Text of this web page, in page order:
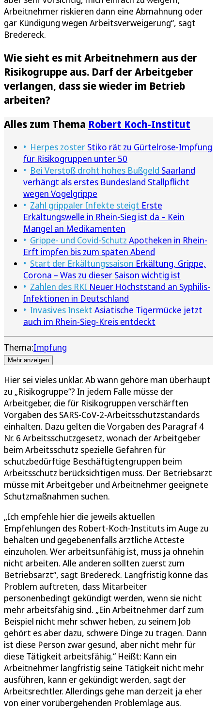
Arbeitnehmer riskieren dann eine Abmahnung oder
gar Kündigung wegen Arbeitsverweigerung“, sagt
Bredereck.
Wie sieht es mit Arbeitnehmern aus der
Risikogruppe aus. Darf der Arbeitgeber
verlangen, dass sie wieder im Betrieb
arbeiten?
Alles zum Thema Robert Koch-Institut
Herpes zoster Stiko rät zu Gürtelrose-Impfung
für Risikogruppen unter 50
Bei Verstoß droht hohes Bußgeld Saarland
verhängt als erstes Bundesland Stallpflicht
wegen Vogelgrippe
Zahl grippaler Infekte steigt Erste
Erkältungswelle in Rhein-Sieg ist da – Kein
Mangel an Medikamenten
Grippe- und Covid-Schutz Apotheken in Rhein-
Erft impfen bis zum späten Abend
Start der Erkältungssaison Erkältung, Grippe,
Corona – Was zu dieser Saison wichtig ist
Zahlen des RKI Neuer Höchststand an Syphilis-
Infektionen in Deutschland
Invasives Insekt Asiatische Tigermücke jetzt
auch im Rhein-Sieg-Kreis entdeckt
Thema:Impfung
Mehr anzeigen
Hier sei vieles unklar. Ab wann gehöre man überhaupt
zu „Risikogruppe“? In jedem Falle müsse der
Arbeitgeber, die für Risikogruppen verschärften
Vorgaben des SARS-CoV-2-Arbeitsschutzstandards
einhalten. Dazu gelten die Vorgaben des Paragraf 4
Nr. 6 Arbeitsschutzgesetz, wonach der Arbeitgeber
beim Arbeitsschutz spezielle Gefahren für
schutzbedürftige Beschäftigtengruppen beim
Arbeitsschutz berücksichtigen muss. Der Betriebsarzt
müsse mit Arbeitgeber und Arbeitnehmer geeignete
Schutzmaßnahmen suchen.
„Ich empfehle hier die jeweils aktuellen
Empfehlungen des Robert-Koch-Instituts im Auge zu
behalten und gegebenenfalls ärztliche Atteste
einzuholen. Wer arbeitsunfähig ist, muss ja ohnehin
nicht arbeiten. Alle anderen sollten zuerst zum
Betriebsarzt“, sagt Bredereck. Langfristig könne das
Problem auftreten, dass Mitarbeiter
personenbedingt gekündigt werden, wenn sie nicht
mehr arbeitsfähig sind. „Ein Arbeitnehmer darf zum
Beispiel nicht mehr schwer heben, zu seinem Job
gehört es aber dazu, schwere Dinge zu tragen. Dann
ist diese Person zwar gesund, aber nicht mehr für
diese Tätigkeit arbeitsfähig.“ Heißt: Kann ein
Arbeitnehmer langfristig seine Tätigkeit nicht mehr
ausführen, kann er gekündigt werden, sagt der
Arbeitsrechtler. Allerdings gehe man derzeit ja eher
von einer vorübergehenden Problemlage aus.